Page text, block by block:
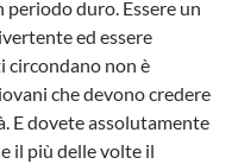
periodo duro. Essere un
ed essere
circondano non è
che devono credere
E dovete assolutamente
il più delle volte il